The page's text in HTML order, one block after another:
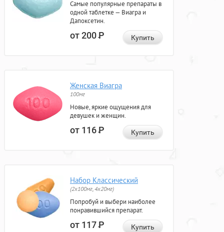
Самые популярные препараты в
одной таблетке — Виагра и
Дапоксетин.
от 200Р Купить
Женская Виагра
100мг
Новые, яркие ощущения для
девушек и женщин.
от 116Р Купить
Набор Классический
(2x100мг, 4x20мг)
Попробуй и выбери наиболее
понравившийся препарат.
от 117Р Купить